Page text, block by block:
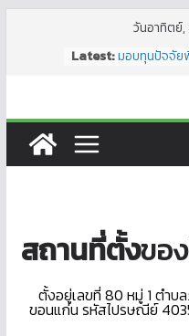
วันอาทิตย์
Latest:มอบทุนปัจจัย
สถานที่ตั้งขอ
ตั้งอยู่เลขที่ 80 หมู่ 1 ตำบ
ขอนแก่น รหัสไปรษณีย์